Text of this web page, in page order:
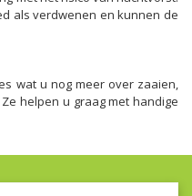
als verdwenen en kunnen de
wat u nog meer over zaaien,
helpen u graag met handige